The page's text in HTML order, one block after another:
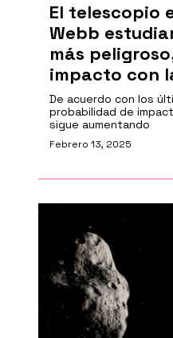
El telescopio
Webb
más
impacto con
De acuerdo con los
probabilidad de
sigue aumentando
Febrero 13, 2025